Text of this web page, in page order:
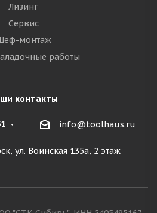
Лизинг
Сервис
монтаж
работы
контакты
info@toolhaus.ru
ул. Воинская 135а, 2 этаж